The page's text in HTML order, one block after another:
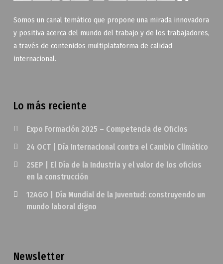
Somos un canal temático que propone una mirada innovadora
y positiva acerca del mundo del trabajo y de los trabajadores,
a través de contenidos multiplataforma de calidad
internacional.
Lo más reciente
Expo Formación 2025 – Competencia de Oficios
24 OCT | Día Internacional contra el Cambio Climático
2SEP | El Día de la Industria y el valor de los oficios
en la construcción
12AGO | Día Mundial de la Juventud: construyendo un
mundo laboral digno
Newsletter